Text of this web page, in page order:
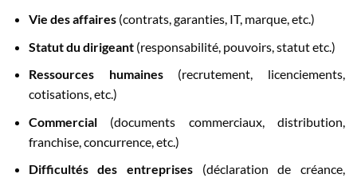
Vie des affaires(contrats, garanties, IT, marque, etc.)
Statut du dirigeant(responsabilité, pouvoirs, statut etc.)
Ressources humaines(recrutement, licenciements,
cotisations, etc.)
Commercial(documents commerciaux, distribution,
franchise, concurrence, etc.)
Difficultés des entreprises (déclaration de créance,